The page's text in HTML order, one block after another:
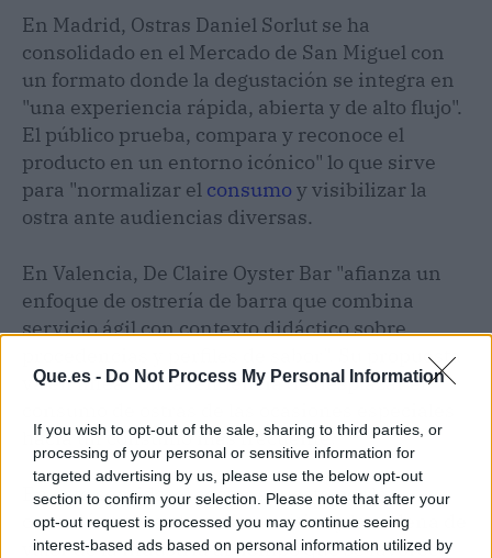
Que.es - Do Not Process My Personal Information
If you wish to opt-out of the sale, sharing to third parties, or
processing of your personal or sensitive information for
targeted advertising by us, please use the below opt-out
section to confirm your selection. Please note that after your
opt-out request is processed you may continue seeing
interest-based ads based on personal information utilized by
En Madrid, Ostras Daniel Sorlut se ha
consolidado en el Mercado de San Miguel con
un formato donde la degustación se integra en
"una experiencia rápida, abierta y de alto flujo".
El público prueba, compara y reconoce el
producto en un entorno icónico" lo que sirve
para "normalizar el consumo y visibilizar la
ostra ante audiencias diversas.
En Valencia, De Claire Oyster Bar "afianza un
enfoque de ostrería de barra que combina
servicio ágil con contexto didáctico sobre
procedencias y perfiles de sabor". Su propuesta
va en línea con la tendencia de desplazar el
hacia un consumo más frecuente.
En este sentido, el sector apuesta por la
conexión entre el medio acuático y la cadena de
valor de la industria al tiempo que se favorece